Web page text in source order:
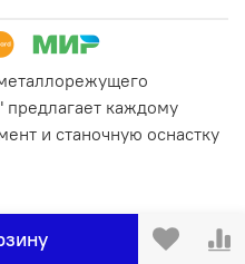
каждому
и станочную оснастку